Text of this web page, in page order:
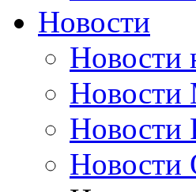
Новости
Новости
Новости
Новости